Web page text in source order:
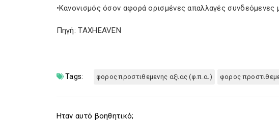
•Κανονισμός όσον αφορά ορισμένες απαλλαγές συνδεόμενες
Πηγή: TAXHEAVEN
Tags: φορος προστιθεμενης αξιας (φ.π.α.) φορος
Ηταν αυτό βοηθητικό;